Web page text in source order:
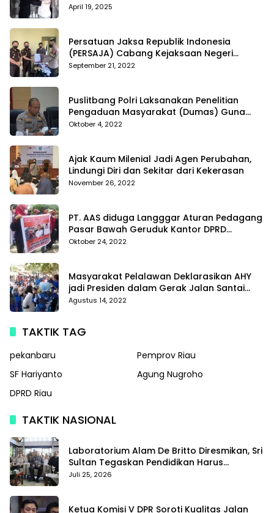
Temuan
April 19, 2025
Persatuan Jaksa Republik Indonesia
(PERSAJA) Cabang Kejaksaan Negeri
Tanggamus resmi melaporkan Alvin Lim ke
September 21, 2022
Puslitbang Polri Laksanakan Penelitian
Pengaduan Masyarakat (Dumas) Guna
Meningkatkan Profesionalisme Personil Polri
Oktober 4, 2022
Ajak Kaum Milenial Jadi Agen Perubahan,
Lindungi Diri dan Sekitar dari Kekerasan
November 26, 2022
PT. AAS diduga Langggar Aturan Pedagang
Pasar Bawah Geruduk Kantor DPRD
Pekanbaru
Oktober 24, 2022
Masyarakat Pelalawan Deklarasikan AHY
jadi Presiden dalam Gerak Jalan Santai
Partai Demokrat
Agustus 14, 2022
TAKTIK TAG
pekanbaru
Pemprov Riau
SF Hariyanto
Agung Nugroho
DPRD Riau
TAKTIK NASIONAL
Laboratorium Alam De Britto Diresmikan, Sri
Sultan Tegaskan Pendidikan Harus
Membentuk Karakter
Juli 25, 2026
Ketua Komisi V DPR Soroti Kualitas Jalan